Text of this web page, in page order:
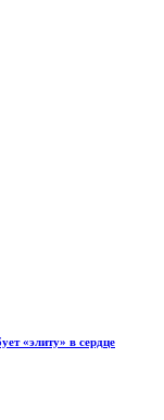
«элиту» в сердце